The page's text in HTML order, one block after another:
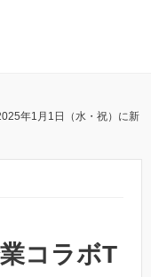
年1月1日（水・祝）に新
コラボT